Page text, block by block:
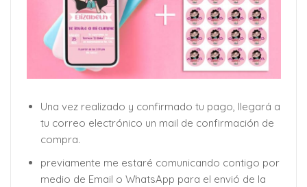
Una vez realizado y confirmado tu pago, llegará a
tu correo electrónico un mail de confirmación de
compra.
previamente me estaré comunicando contigo por
medio de Email o WhatsApp para el envió de la